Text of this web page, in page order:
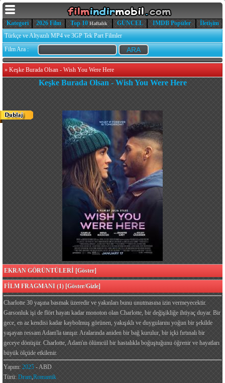
Kategori 2026 Film Top 10 Haftalık GÜNCEL IMDB Popüler
İletişim
Türkçe ve Altyazılı MP4 ve 3GP Tek Part Filmler
Film Ara :
» Keşke Burada Olsan - Wish You Were Here
Keşke Burada Olsan - Wish You Were Here
EKRAN GÖRÜNTÜLERİ [Göster]
FİLM FRAGMANI (1) [Göster/Gizle]
Charlotte 30 yaşına basmak üzeredir ve yakınları bunu unutmasına izin vermeyecektir.
Garsonluk işi de flört hayatı kadar monoton olan Charlotte, bir değişikliğe ihtiyaç duyar. Bir
gece, en az kendisi kadar kaybolmuş görünen, yakışıklı ve duygularını yoğun bir şekilde
yaşayan ressam Adam'la tanışır. Aralarında aniden bir bağ kurulur, bir içki fırtınalı bir
geceye dönüşür. Charlotte, Adam'ın ölümcül bir hastalıkla boğuştuğunu öğrenir ve hayatları
büyük ölçüde etkilenir.
Yapım: 2025 - ABD
Türü: Dram,Romantik